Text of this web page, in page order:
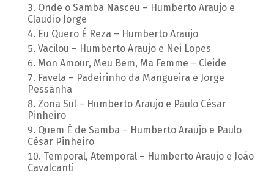
Onde o Samba Nasceu – Humberto Araujo e
Claudio Jorge
Eu Quero É Reza – Humberto Araujo
Vacilou – Humberto Araujo e Nei Lopes
Mon Amour, Meu Bem, Ma Femme – Cleide
Favela – Padeirinho da Mangueira e Jorge
Pessanha
Zona Sul – Humberto Araujo e Paulo César
Pinheiro
Quem É de Samba – Humberto Araujo e Paulo
César Pinheiro
Temporal, Atemporal – Humberto Araujo e João
Cavalcanti